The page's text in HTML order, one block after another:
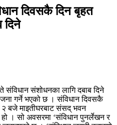
दिवसकै दिन बृहत
दिने
संशोधनका लागि दबाब दिने
गर्ने भएको छ । संविधान दिवसकै
२ बजे माइतीघरबाट संसद् भवन
हो । सो अवसरमा ‘संविधान पुनर्लेखन र